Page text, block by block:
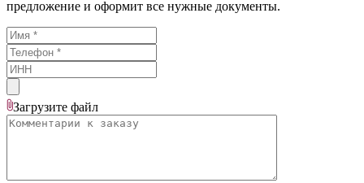
предложение и оформит все нужные документы.
Загрузите файл